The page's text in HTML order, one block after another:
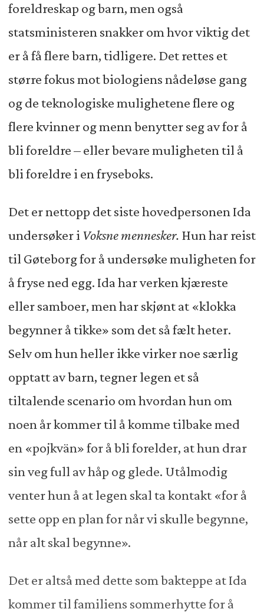
foreldreskap og barn, men også
statsministeren snakker om hvor viktig det
er å få flere barn, tidligere. Det rettes et
større fokus mot biologiens nådeløse gang
og de teknologiske mulighetene flere og
flere kvinner og menn benytter seg av for å
bli foreldre – eller bevare muligheten til å
bli foreldre i en fryseboks.
Det er nettopp det siste hovedpersonen Ida
undersøker i Voksne mennesker. Hun har reist
til Gøteborg for å undersøke muligheten for
å fryse ned egg. Ida har verken kjæreste
eller samboer, men har skjønt at «klokka
begynner å tikke» som det så fælt heter.
Selv om hun heller ikke virker noe særlig
opptatt av barn, tegner legen et så
tiltalende scenario om hvordan hun om
noen år kommer til å komme tilbake med
en «pojkvän» for å bli forelder, at hun drar
sin veg full av håp og glede. Utålmodig
venter hun å at legen skal ta kontakt «for å
sette opp en plan for når vi skulle begynne,
når alt skal begynne».
Det er altså med dette som bakteppe at Ida
kommer til familiens sommerhytte for å